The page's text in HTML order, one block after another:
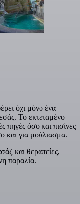
όχι μόνο ένα
Το εκτεταμένο
πηγές όσο και πισίνες
και για μούλιασμα.
και θεραπείες,
παραλία.